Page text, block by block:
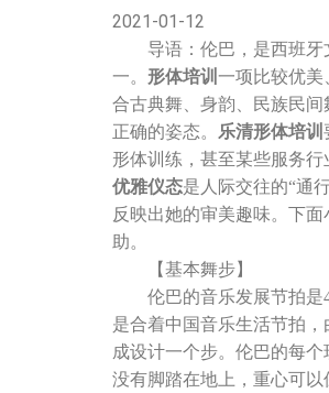
2021-01-12
导语：伦巴，是西班牙文
一。 形体培训 一项比较优美
合古典舞、身韵、民族民
正确的姿态。 乐清形体培训
形体训练，甚至某些服务
优雅仪态是人际交往的“通
反映出她的审美趣味。下
助。
【基本舞步】
伦巴的音乐发展节拍是4
是合着中国音乐生活节拍
成设计一个步。伦巴的每
没有脚踏在地上，重心可